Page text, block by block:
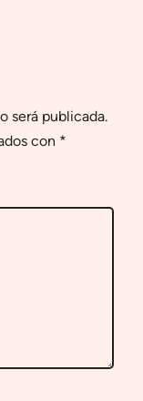
será publicada.
con *